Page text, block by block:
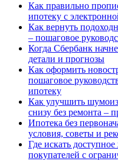
Как правильно
ипотеку с
Как вернуть
– пошаговое
Когда Сбербанк
детали и прогнозы
Как оформить
пошаговое
ипотеку
Как улучшить
снизу без ремонта –
Ипотека без
условия, советы и
Где искать
покупателей с